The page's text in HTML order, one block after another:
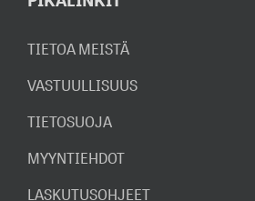
TIETOA MEISTÄ
VASTUULLISUUS
TIETOSUOJA
MYYNTIEHDOT
LASKUTUSOHJEET